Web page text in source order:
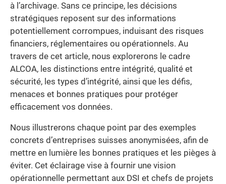
à l’archivage. Sans ce principe, les décisions
stratégiques reposent sur des informations
potentiellement corrompues, induisant des risques
financiers, réglementaires ou opérationnels. Au
travers de cet article, nous explorerons le cadre
ALCOA, les distinctions entre intégrité, qualité et
sécurité, les types d’intégrité, ainsi que les défis,
menaces et bonnes pratiques pour protéger
efficacement vos données.
Nous illustrerons chaque point par des exemples
concrets d’entreprises suisses anonymisées, afin de
mettre en lumière les bonnes pratiques et les pièges à
éviter. Cet éclairage vise à fournir une vision
opérationnelle permettant aux DSI et chefs de projets